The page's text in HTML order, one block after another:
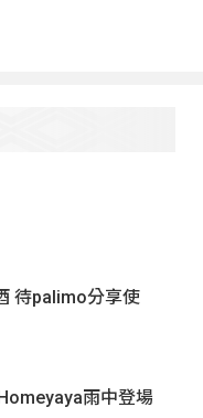
待palimo分享使
雨中登場